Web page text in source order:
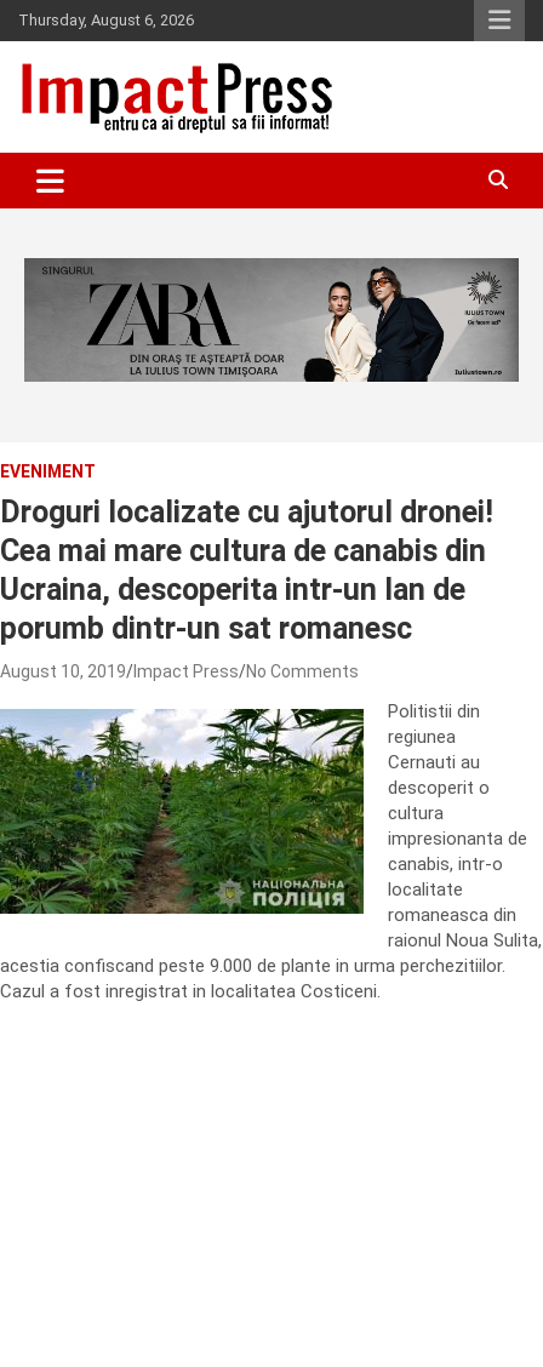
Skip
to
content
Thursday, August 6, 2026
IMPACTPRESS
EVENIMENT
Droguri localizate cu ajutorul dronei!
Cea mai mare cultura de canabis din
Ucraina, descoperita intr-un lan de
porumb dintr-un sat romanesc
August 10, 2019 Impact Press No Comments
Politistii din
regiunea
Cernauti au
descoperit o
cultura
impresionanta de
canabis, intr-o
localitate
romaneasca din
raionul Noua Sulita,
acestia confiscand peste 9.000 de plante in urma perchezitiilor.
Cazul a fost inregistrat in localitatea Costiceni.